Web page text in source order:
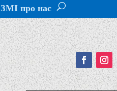
ЗМІ про нас